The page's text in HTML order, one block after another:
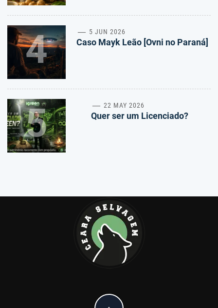
4 5 JUN 2026
Caso Mayk Leão [Ovni no Paraná]
5 22 MAY 2026
Quer ser um Licenciado?